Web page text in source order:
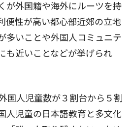
が外国籍や海外にルーツを持
便性が高い都心部近郊の立地
多いことや外国人コミュニテ
も近いことなどが挙げられ
国人児童数が３割台から５割
人児童の日本語教育と多文化